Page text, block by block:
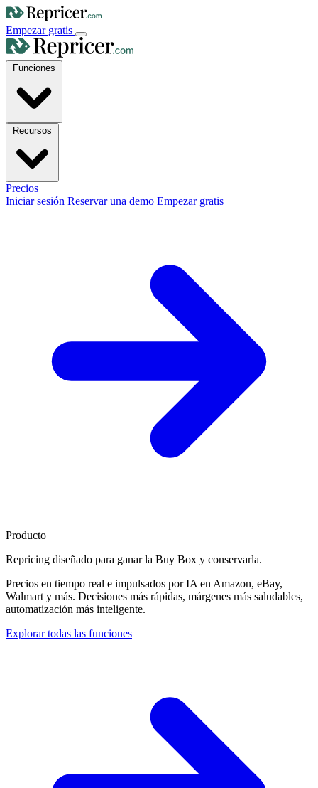
Empezar gratis
Precios
Iniciar sesión Reservar una demo Empezar gratis
Producto
Repricing diseñado para ganar la Buy Box y conservarla.
Precios en tiempo real e impulsados por IA en Amazon, eBay,
Walmart y más. Decisiones más rápidas, márgenes más saludables,
automatización más inteligente.
Explorar todas las funciones